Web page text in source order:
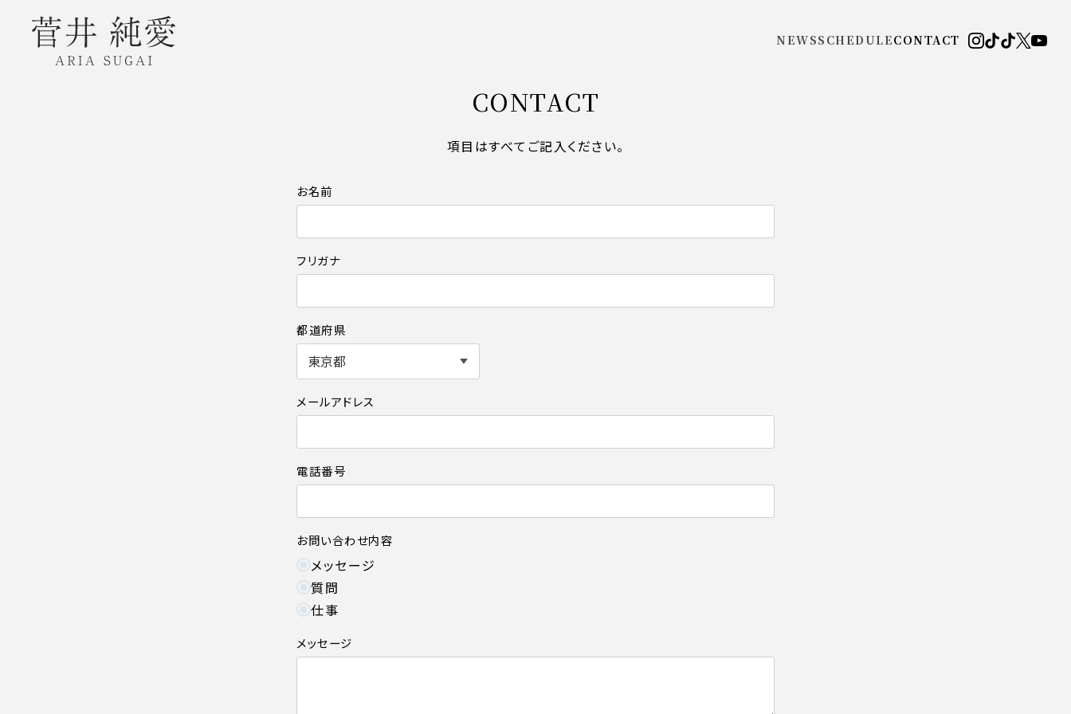
NEWSSCHEDULECONTACT
CONTACT
項目はすべてご記入ください。
お名前
フリガナ
都道府県
メールアドレス
電話番号
お問い合わせ内容
メッセージ
質問
仕事
メッセージ